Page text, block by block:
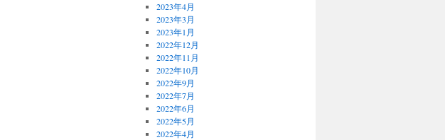
2023年4月
2023年3月
2023年1月
2022年12月
2022年11月
2022年10月
2022年9月
2022年7月
2022年6月
2022年5月
2022年4月